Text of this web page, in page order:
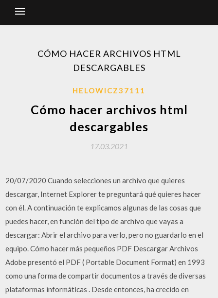
CÓMO HACER ARCHIVOS HTML
DESCARGABLES
HELOWICZ37111
Cómo hacer archivos html
descargables
17.03.2021
20/07/2020 Cuando selecciones un archivo que quieres
descargar, Internet Explorer te preguntará qué quieres hacer
con él. A continuación te explicamos algunas de las cosas que
puedes hacer, en función del tipo de archivo que vayas a
descargar: Abrir el archivo para verlo, pero no guardarlo en el
equipo. Cómo hacer más pequeños PDF Descargar Archivos
Adobe presentó el PDF ( Portable Document Format) en 1993
como una forma de compartir documentos a través de diversas
plataformas informáticas . Desde entonces, ha crecido en